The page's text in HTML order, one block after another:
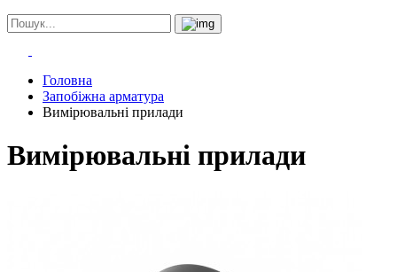
Головна
Запобіжна арматура
Вимірювальні прилади
Вимірювальні прилади